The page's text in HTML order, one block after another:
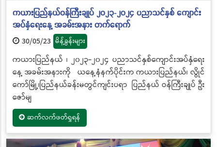
ကယားပြည်နယ်ဝန်ကြီးချုပ် ၂၀၂၃-၂၀၂၄ ပညာသင်နှစ် ကျောင်း
အပ်နှံရေးနေ့ အခမ်းအနား တက်ရောက်
30/05/23 မိန့်ခွန်းများ
ကယားပြည်နယ် ၊ ၂၀၂၃-၂၀၂၄ ပညာသင်နှစ်ကျောင်းအပ်နှံရေး
နေ့ အခမ်းအနားကို ယနေ့နံနက်ပိုင်းက ကယားပြည်နယ်၊ လွိုင်
ကော်မြို့၊ပြည်နယ်ခန်းမတွင်ကျင်းပရာ ပြည်နယ် ဝန်ကြီးချုပ် ဦး
ဇော်မျ
ဆက်လက်ဖတ်ရှုရန်